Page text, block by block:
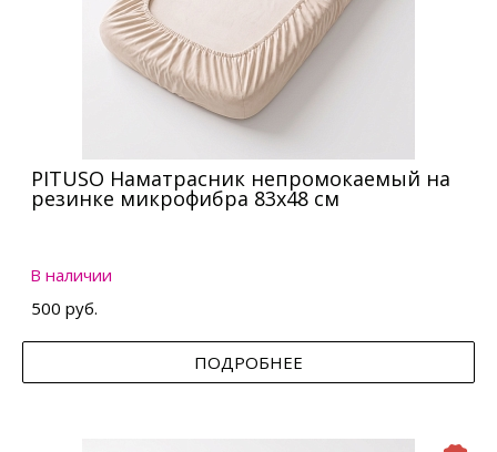
PITUSO Наматрасник непромокаемый на
резинке микрофибра 83х48 см
В наличии
500 руб.
ПОДРОБНЕЕ